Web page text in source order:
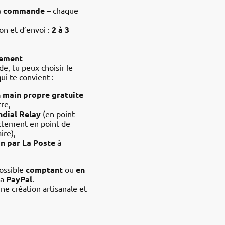
– chaque
et d’envoi : 2 à 3
tu peux choisir le
te convient :
main propre gratuite
Relay (en point
en point de
par La Poste à
comptant ou en
PayPal.
création artisanale et